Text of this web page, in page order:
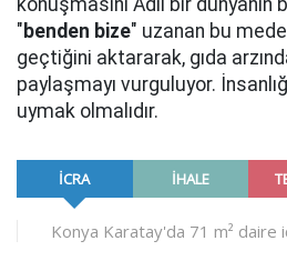
konuşmasını Adil bir dünyanın
" benden bize" uzanan bu
geçtiğini aktararak, gıda
paylaşmayı vurguluyor.
uymak olmalıdır.